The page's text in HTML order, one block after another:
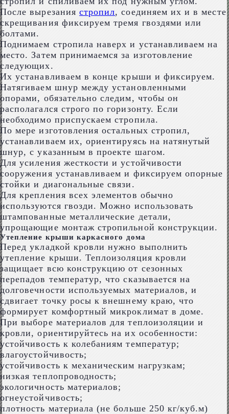
После вырезания стропил, соединяем их и в месте
скрещивания фиксируем тремя гвоздями или
болтами.
Поднимаем стропила наверх и устанавливаем на
место. Затем принимаемся за изготовление
следующих.
Их устанавливаем в конце крыши и фиксируем.
Натягиваем шнур между установленными
опорами, обязательно следим, чтобы он
располагался строго по горизонту. Если
необходимо приспускаем стропила.
По мере изготовления остальных стропил,
устанавливаем их, ориентируясь на натянутый
шнур, с указанным в проекте шагом.
Для усиления жесткости и устойчивости
сооружения устанавливаем и фиксируем опорные
стойки и диагональные связи.
Для крепления всех элементов обычно
используются гвозди. Можно использовать
штампованные металлические детали,
упрощающие монтаж стропильной конструкции.
Утепление крыши каркасного дома
Перед укладкой кровли нужно выполнить
утепление крыши. Теплоизоляция кровли
защищает всю конструкцию от сезонных
перепадов температур, что сказывается на
долговечности используемых материалов, и
сдвигает точку росы к внешнему краю, что
формирует комфортный микроклимат в доме.
При выборе материалов для теплоизоляции и
кровли, ориентируйтесь на их особенности:
устойчивость к колебаниям температур;
влагоустойчивость;
устойчивость к механическим нагрузкам;
низкая теплопроводность;
экологичность материалов;
огнеустойчивость;
плотность материала (не больше 250 кг/куб.м)